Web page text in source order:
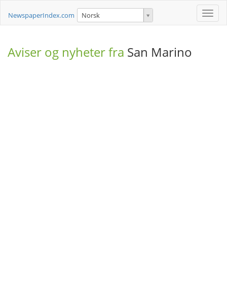
Toggle
NewspaperIndex.com Norsk
Aviser og nyheter fra San Marino